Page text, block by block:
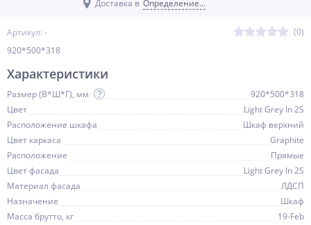
Артикул: -
(0)
920*500*318
Доставка в Определение...
Характеристики
Размер (В*Ш*Г), мм
920*500*318
Цвет
Light Grey In 2S
Расположение шкафа
Шкаф верхний
Цвет каркаса
Graphite
Расположение
Прямые
Цвет фасада
Light Grey In 2S
Материал фасада
ЛДСП
Назначение
Шкаф
Масса брутто, кг
19-Feb